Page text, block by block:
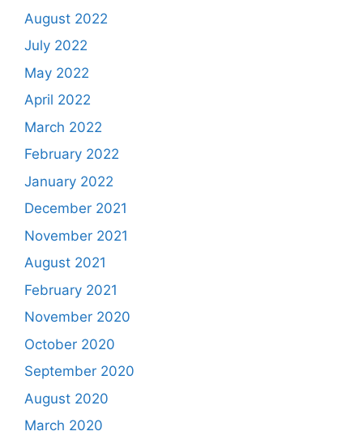
August 2022
July 2022
May 2022
April 2022
March 2022
February 2022
January 2022
December 2021
November 2021
August 2021
February 2021
November 2020
October 2020
September 2020
August 2020
March 2020